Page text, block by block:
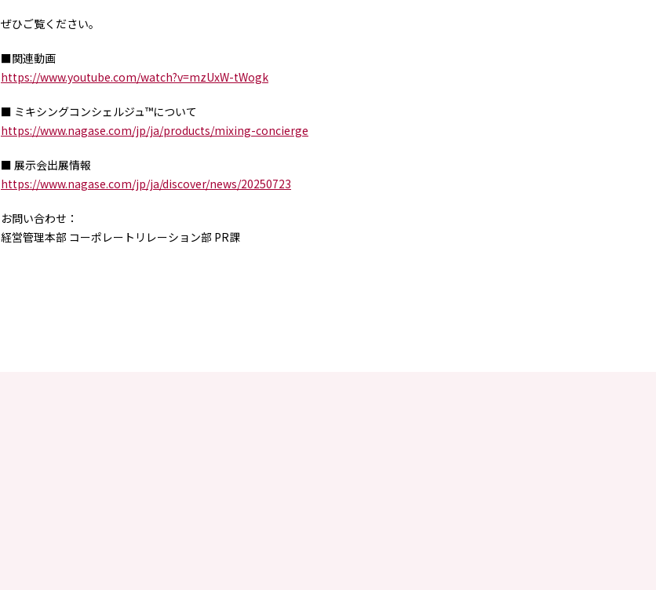
ぜひご覧ください。
■関連動画
https://www.youtube.com/watch?v=mzUxW-tWogk
■ ミキシングコンシェルジュ™について
https://www.nagase.com/jp/ja/products/mixing-concierge
■ 展示会出展情報
https://www.nagase.com/jp/ja/discover/news/20250723
お問い合わせ：
経営管理本部 コーポレートリレーション部 PR課